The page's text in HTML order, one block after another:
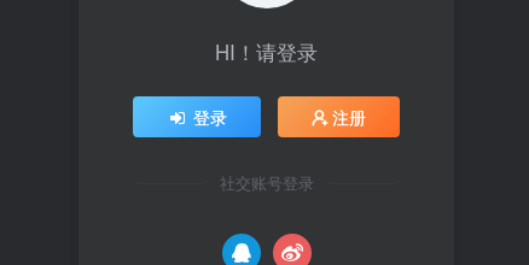
HI！请登录
登录 注册
社交账号登录